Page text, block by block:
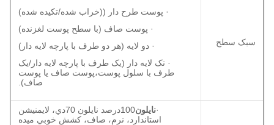
سبک سطح
· پوست طرح دار ((خراب شده/تکیده شده)
· پوست صاف (با سطح پوست لغزنده)
· دو لایه (هر دو طرف با پارچه لایه دار)
· تک لایه دار (یک طرف با پارچه لایه دار/یک
طرف با سلول پوست،پوست صاف یا پوست
صاف).
·نایلون
100درصد نايلون 70دي، لايمنيشن
استاندارد، نرم، صاف، کشش خوبي ميده